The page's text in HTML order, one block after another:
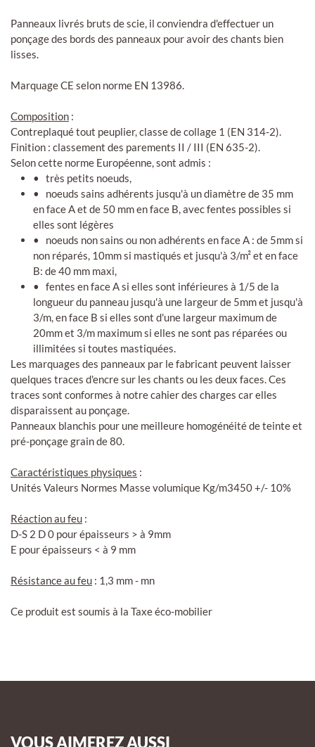
Panneaux livrés bruts de scie, il conviendra d'effectuer un
ponçage des bords des panneaux pour avoir des chants bien
lisses.
Marquage CE selon norme EN 13986.
Composition :
Contreplaqué tout peuplier, classe de collage 1 (EN 314-2).
Finition : classement des parements II / III (EN 635-2).
Selon cette norme Européenne, sont admis :
• très petits noeuds,
• noeuds sains adhérents jusqu'à un diamètre de 35 mm
en face A et de 50 mm en face B, avec fentes possibles si
elles sont légères
• noeuds non sains ou non adhérents en face A : de 5mm si
non réparés, 10mm si mastiqués et jusqu'à 3/m² et en face
B: de 40 mm maxi,
• fentes en face A si elles sont inférieures à 1/5 de la
longueur du panneau jusqu'à une largeur de 5mm et jusqu'à
3/m, en face B si elles sont d'une largeur maximum de
20mm et 3/m maximum si elles ne sont pas réparées ou
illimitées si toutes mastiquées.
Les marquages des panneaux par le fabricant peuvent laisser
quelques traces d'encre sur les chants ou les deux faces. Ces
traces sont conformes à notre cahier des charges car elles
disparaissent au ponçage.
Panneaux blanchis pour une meilleure homogénéité de teinte et
pré-ponçage grain de 80.
Caractéristiques physiques :
Unités Valeurs Normes Masse volumique Kg/m3450 +/- 10%
Réaction au feu :
D-S 2 D 0 pour épaisseurs > à 9mm
E pour épaisseurs < à 9 mm
Résistance au feu : 1,3 mm - mn
Ce produit est soumis à la Taxe éco-mobilier
VOUS AIMEREZ AUSSI